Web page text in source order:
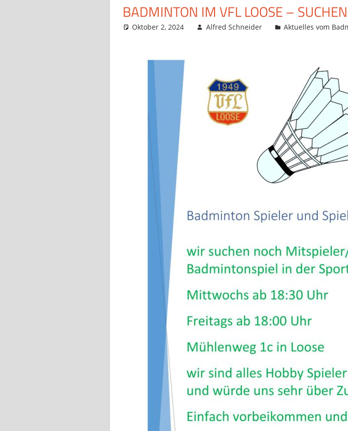
BADMINTON IM VFL LOOSE –
Oktober 2, 2024 Alfred Schneider Aktuelles vom